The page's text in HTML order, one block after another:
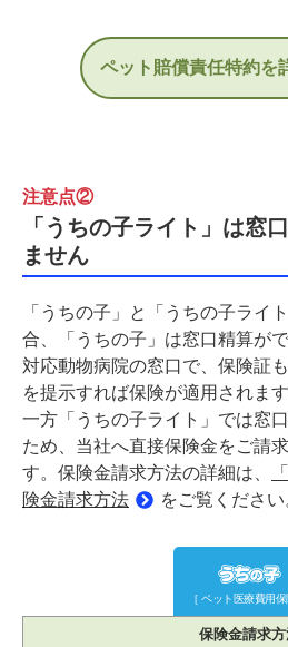
ペット賠償責任特約を
注意点②
「うちの子ライト」は窓
ません
「うちの子」と「うちの子ライ
合、「うちの子」は窓口精算が
対応動物病院の窓口で、保険証
を提示すれば保険が適用されます
一方「うちの子ライト」では窓
ため、当社へ直接保険金をご請
す。保険金請求方法の詳細は、
険金請求方法
をご覧ください
［ ペット医療費用保
保険金請求